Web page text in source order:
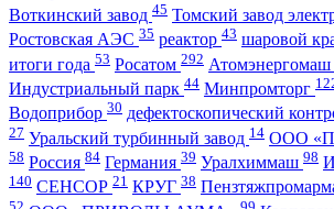
Воткинский завод 45 Томский завод
Ростовская АЭС 35 реактор 43 шаровой
итоги года 53 Росатом 292 Атомэнергомаш
Индустриальный парк 44 Минпромторг
Водоприбор 30 дефектоскопический
27 Уральский турбинный завод 14 ООО
58 Россия 84 Германия 39 Уралхиммаш 98
140 СЕНСОР 21 КРУГ 38
52 99